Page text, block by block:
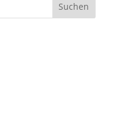
Suchen